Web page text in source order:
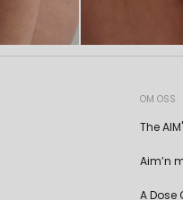
OM OSS
The
Aim’n
A Dose